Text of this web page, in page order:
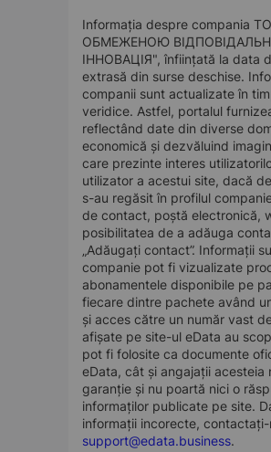
Informația despre compania
ОБМЕЖЕНОЮ
ІННОВАЦІЯ", înființată la data
extrasă din surse deschise.
companii sunt actualizate în
veridice. Astfel, portalul
reflectând date din diverse
economică și dezvăluind
care prezinte interes
utilizator a acestui site, dacă
s-au regăsit în profilul
de contact, poștă electronică,
posibilitatea de a adăuga
„Adăugați contact”. Informații
companie pot fi vizualizate
abonamentele disponibile pe
fiecare dintre pachete având
și acces către un număr vast
afișate pe site-ul eData au
pot fi folosite ca documente
eData, cât și angajații acesteia
garanție și nu poartă nici o
informaților publicate pe site.
informații incorecte, contactați-
support@edata.business.